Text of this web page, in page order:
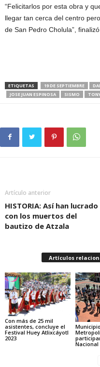
“Felicitarlos por esta obra y
llegar tan cerca del centro
de San Pedro Cholula”,
ETIQUETAS 19 DE SEPTIEMBRE
JOSE JUAN ESPINOSA
SISMO
Artículo anterior
HISTORIA: Así han lucrado
con los muertos del
bautizo de Atzala
Artículos
Con más de 25 mil
asistentes, concluye el
Festival Huey Atlixcáyotl
2023
Nacional